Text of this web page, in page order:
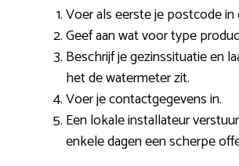
Voer als eerste je postcode in
Geef aan wat voor type
Beschrijf je gezinssituatie en
het de watermeter zit.
Voer je contactgegevens in.
Een lokale installateur
enkele dagen een scherpe